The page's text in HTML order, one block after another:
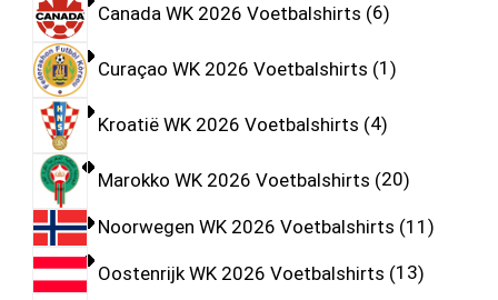
Canada WK 2026 Voetbalshirts 6
Curaçao WK 2026 Voetbalshirts 1
Kroatië WK 2026 Voetbalshirts 4
Marokko WK 2026 Voetbalshirts 20
Noorwegen WK 2026 Voetbalshirts 11
Oostenrijk WK 2026 Voetbalshirts 13